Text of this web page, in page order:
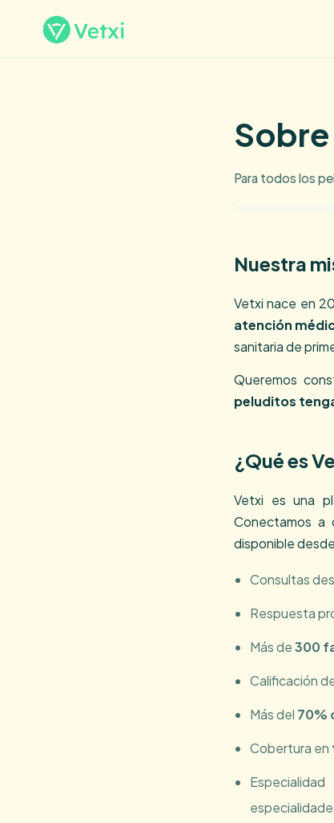
Para todos los
Nuestra
Vetxi nace en
atención
sanitaria de
Queremos
peluditos
¿Qué es
Vetxi es una
Conectamos a
disponible
Consultas
Respuesta
Más de300
Calificación
Más del 70%
Cobertura en